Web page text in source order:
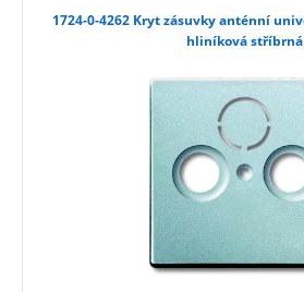
1724-0-4262 Kryt zásuvky anténní univerzální s 2 (3) otvory,
hliníková stříbrná